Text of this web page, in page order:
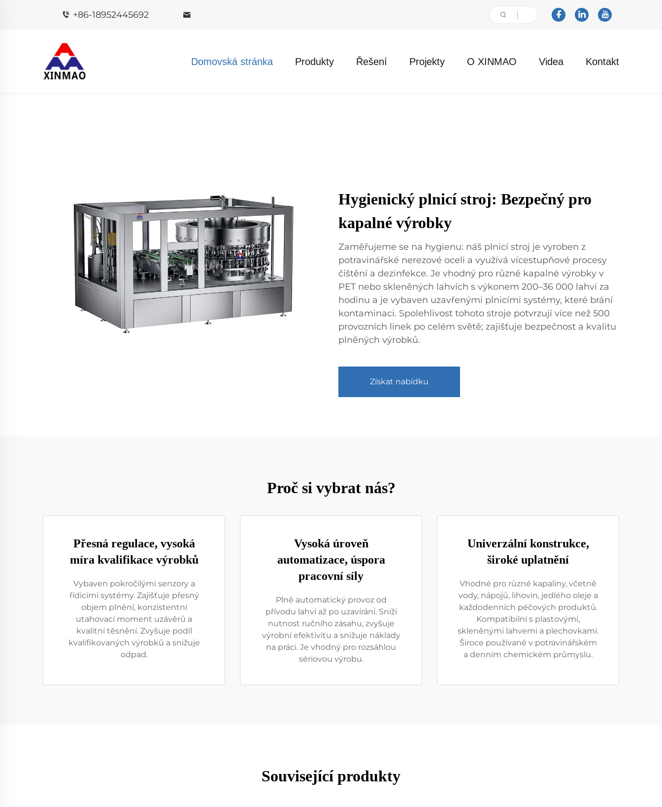
+86-18952445692
Domovská stránka Produkty Řešení Projekty O XINMAO Videa Kontakt
Hygienický plnicí stroj: Bezpečný pro
kapalné výrobky
Zaměřujeme se na hygienu: náš plnicí stroj je vyroben z
potravinářské nerezové oceli a využívá vícestupňové procesy
čištění a dezinfekce. Je vhodný pro různé kapalné výrobky v
PET nebo skleněných lahvích s výkonem 200–36 000 lahví za
hodinu a je vybaven uzavřenými plnicími systémy, které brání
kontaminaci. Spolehlivost tohoto stroje potvrzují více než 500
provozních linek po celém světě; zajišťuje bezpečnost a kvalitu
plněných výrobků.
Získat nabídku
Proč si vybrat nás?
Přesná regulace, vysoká
míra kvalifikace výrobků
Vybaven pokročilými senzory a
řídicími systémy. Zajišťuje přesný
objem plnění, konzistentní
utahovací moment uzávěrů a
kvalitní těsnění. Zvyšuje podíl
kvalifikovaných výrobků a snižuje
odpad.
Vysoká úroveň
automatizace, úspora
pracovní síly
Plně automatický provoz od
přívodu lahví až po uzavírání. Sníží
nutnost ručního zásahu, zvyšuje
výrobní efektivitu a snižuje náklady
na práci. Je vhodný pro rozsáhlou
sériovou výrobu.
Univerzální konstrukce,
široké uplatnění
Vhodné pro různé kapaliny, včetně
vody, nápojů, lihovin, jedlého oleje a
každodenních péčových produktů.
Kompatibilní s plastovými,
skleněnými lahvemi a plechovkami.
Široce používané v potravinářském
a denním chemickém průmyslu.
Související produkty